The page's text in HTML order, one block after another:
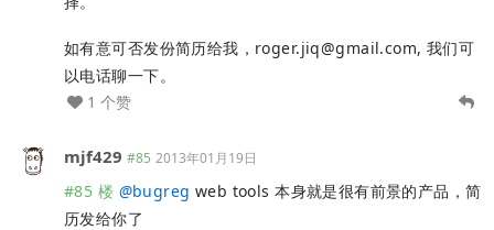
如有意可否发份简历给我， roger.jiq@gmail.com, 我们可
以电话聊一下。
1 个赞
mjf429 #85 2013年01月19日
#85 楼 @bugreg web tools 本身就是很有前景的产品，简
历发给你了